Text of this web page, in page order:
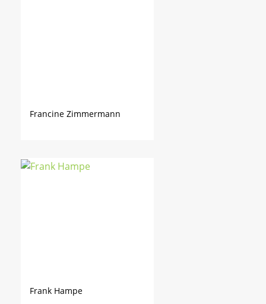
Francine Zimmermann
Frank Hampe